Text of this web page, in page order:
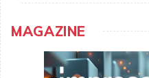
MAGAZINE